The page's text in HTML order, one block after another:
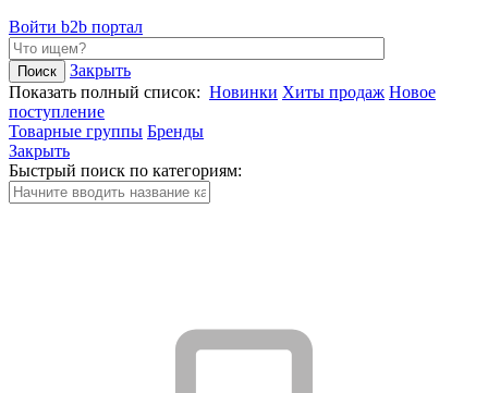
Войти b2b портал
Закрыть
Показать полный список: Новинки Хиты продаж Новое
поступление
Товарные группы Бренды
Закрыть
Быстрый поиск по категориям: